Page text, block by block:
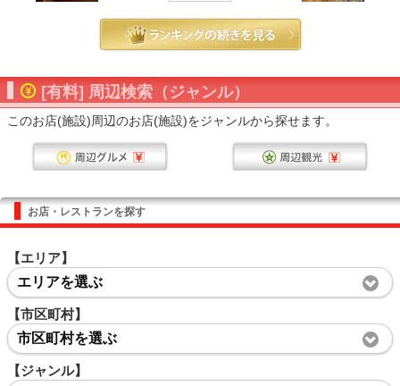
[有料] 周辺検索（ジャンル）
このお店(施設)周辺のお店(施設)をジャンルから探せます。
お店・レストランを探す
【エリア】
エリアを選ぶ
【市区町村】
市区町村を選ぶ
【ジャンル】